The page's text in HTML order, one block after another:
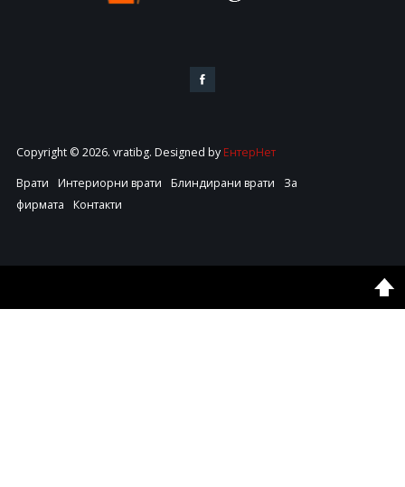
Copyright © 2026. vratibg. Designed by ЕнтерНет
Врати
Интериорни врати Блиндирани врати
За
фирмата
Контакти